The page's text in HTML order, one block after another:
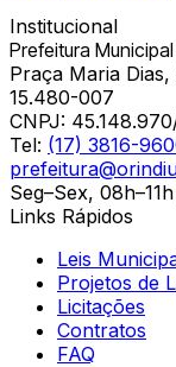
Institucional
Prefeitura
Praça Maria
15.480-007
CNPJ:
Tel: (17) 3816-
Seg–Sex,
Links Rápidos
Leis
Projetos de
Licitações
Contratos
FAQ